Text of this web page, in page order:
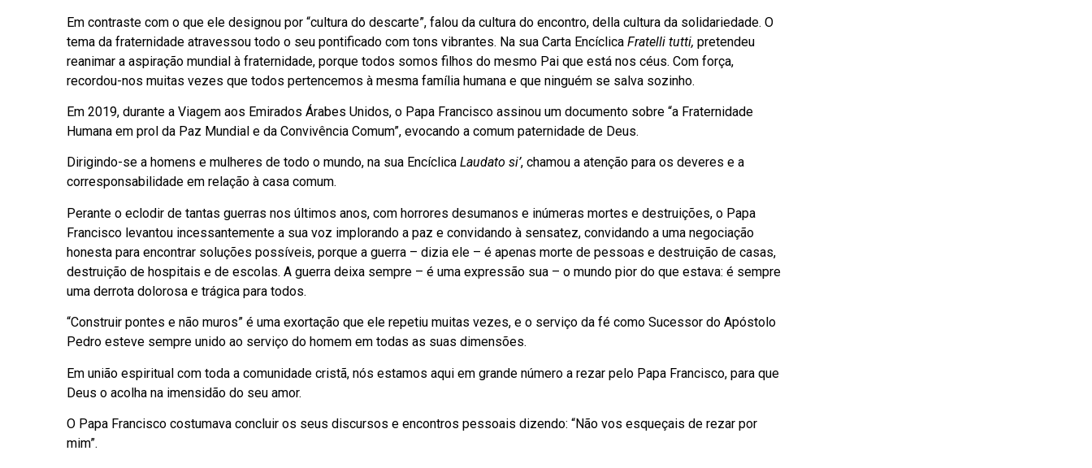
Em contraste com o que ele designou por “cultura do descarte”, falou da cultura do encontro, della cultura da solidariedade. O
tema da fraternidade atravessou todo o seu pontificado com tons vibrantes. Na sua Carta Encíclica Fratelli tutti, pretendeu
reanimar a aspiração mundial à fraternidade, porque todos somos filhos do mesmo Pai que está nos céus. Com força,
recordou-nos muitas vezes que todos pertencemos à mesma família humana e que ninguém se salva sozinho.
Em 2019, durante a Viagem aos Emirados Árabes Unidos, o Papa Francisco assinou um documento sobre “a Fraternidade
Humana em prol da Paz Mundial e da Convivência Comum”, evocando a comum paternidade de Deus.
Dirigindo-se a homens e mulheres de todo o mundo, na sua Encíclica Laudato si’, chamou a atenção para os deveres e a
corresponsabilidade em relação à casa comum.
Perante o eclodir de tantas guerras nos últimos anos, com horrores desumanos e inúmeras mortes e destruições, o Papa
Francisco levantou incessantemente a sua voz implorando a paz e convidando à sensatez, convidando a uma negociação
honesta para encontrar soluções possíveis, porque a guerra – dizia ele – é apenas morte de pessoas e destruição de casas,
destruição de hospitais e de escolas. A guerra deixa sempre – é uma expressão sua – o mundo pior do que estava: é sempre
uma derrota dolorosa e trágica para todos.
“Construir pontes e não muros” é uma exortação que ele repetiu muitas vezes, e o serviço da fé como Sucessor do Apóstolo
Pedro esteve sempre unido ao serviço do homem em todas as suas dimensões.
Em união espiritual com toda a comunidade cristã, nós estamos aqui em grande número a rezar pelo Papa Francisco, para que
Deus o acolha na imensidão do seu amor.
O Papa Francisco costumava concluir os seus discursos e encontros pessoais dizendo: “Não vos esqueçais de rezar por
mim”.